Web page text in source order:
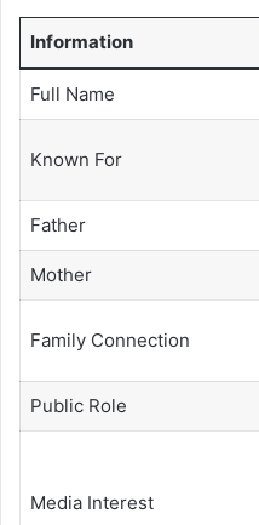
Information
Full Name
Known For
Father
Mother
Family Connection
Public Role
Media Interest